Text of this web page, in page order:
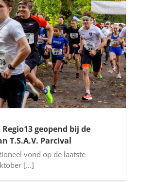
Regio13 geopend bij de
T.S.A.V. Parcival
vond op de laatste
[...]